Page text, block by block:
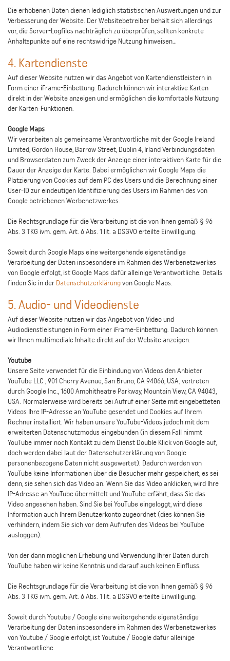
Die erhobenen Daten dienen lediglich statistischen Auswertungen und zur
Verbesserung der Website. Der Websitebetreiber behält sich allerdings
vor, die Server-Logfiles nachträglich zu überprüfen, sollten konkrete
Anhaltspunkte auf eine rechtswidrige Nutzung hinweisen..
4. Kartendienste
Auf dieser Website nutzen wir das Angebot von Kartendienstleistern in
Form einer iFrame-Einbettung. Dadurch können wir interaktive Karten
direkt in der Website anzeigen und ermöglichen die komfortable Nutzung
der Karten-Funktionen.
Google Maps
Wir verarbeiten als gemeinsame Verantwortliche mit der Google Ireland
Limited, Gordon House, Barrow Street, Dublin 4, Irland Verbindungsdaten
und Browserdaten zum Zweck der Anzeige einer interaktiven Karte für die
Dauer der Anzeige der Karte. Dabei ermöglichen wir Google Maps die
Platzierung von Cookies auf dem PC des Users und die Berechnung einer
User-ID zur eindeutigen Identifizierung des Users im Rahmen des von
Google betriebenen Werbenetzwerkes.
Die Rechtsgrundlage für die Verarbeitung ist die von Ihnen gemäß § 96
Abs. 3 TKG ivm. gem. Art. 6 Abs. 1 lit. a DSGVO erteilte Einwilligung.
Soweit durch Google Maps eine weitergehende eigenständige
Verarbeitung der Daten insbesondere im Rahmen des Werbenetzwerkes
von Google erfolgt, ist Google Maps dafür alleinige Verantwortliche. Details
finden Sie in der Datenschutzerklärung von Google Maps.
5. Audio- und Videodienste
Auf dieser Website nutzen wir das Angebot von Video und
Audiodienstleistungen in Form einer iFrame-Einbettung. Dadurch können
wir Ihnen multimediale Inhalte direkt auf der Website anzeigen.
Youtube
Unsere Seite verwendet für die Einbindung von Videos den Anbieter
YouTube LLC , 901 Cherry Avenue, San Bruno, CA 94066, USA, vertreten
durch Google Inc., 1600 Amphitheatre Parkway, Mountain View, CA 94043,
USA. Normalerweise wird bereits bei Aufruf einer Seite mit eingebetteten
Videos Ihre IP-Adresse an YouTube gesendet und Cookies auf Ihrem
Rechner installiert. Wir haben unsere YouTube-Videos jedoch mit dem
erweiterten Datenschutzmodus eingebunden (in diesem Fall nimmt
YouTube immer noch Kontakt zu dem Dienst Double Klick von Google auf,
doch werden dabei laut der Datenschutzerklärung von Google
personenbezogene Daten nicht ausgewertet). Dadurch werden von
YouTube keine Informationen über die Besucher mehr gespeichert, es sei
denn, sie sehen sich das Video an. Wenn Sie das Video anklicken, wird Ihre
IP-Adresse an YouTube übermittelt und YouTube erfährt, dass Sie das
Video angesehen haben. Sind Sie bei YouTube eingeloggt, wird diese
Information auch Ihrem Benutzerkonto zugeordnet (dies können Sie
verhindern, indem Sie sich vor dem Aufrufen des Videos bei YouTube
ausloggen).
Von der dann möglichen Erhebung und Verwendung Ihrer Daten durch
YouTube haben wir keine Kenntnis und darauf auch keinen Einfluss.
Die Rechtsgrundlage für die Verarbeitung ist die von Ihnen gemäß § 96
Abs. 3 TKG ivm. gem. Art. 6 Abs. 1 lit. a DSGVO erteilte Einwilligung.
Soweit durch Youtube / Google eine weitergehende eigenständige
Verarbeitung der Daten insbesondere im Rahmen des Werbenetzwerkes
von Youtube / Google erfolgt, ist Youtube / Google dafür alleinige
Verantwortliche.